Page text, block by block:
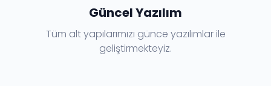
Güncel Yazılım
Tüm alt yapılarımızı günce yazılımlar ile
geliştirmekteyiz.